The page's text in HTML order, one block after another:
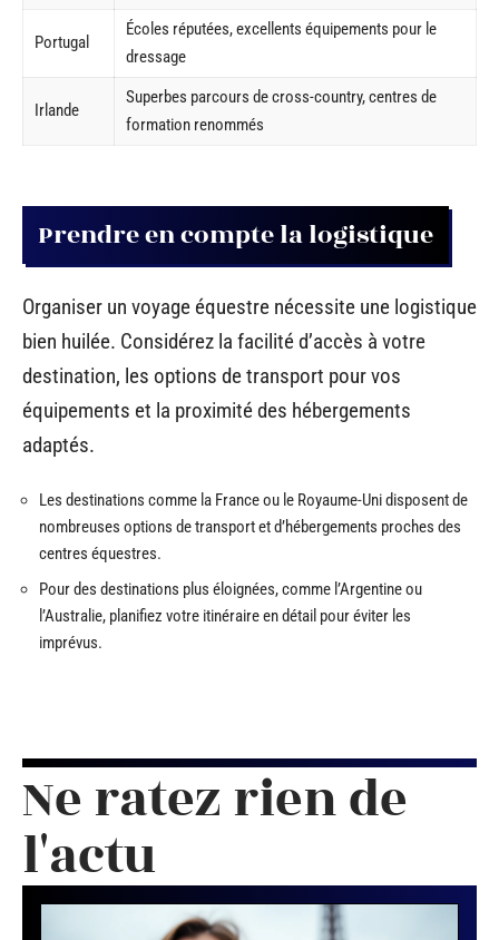
Portugal
Écoles réputées, excellents équipements pour le
dressage
Irlande
Superbes parcours de cross-country, centres de
formation renommés
Prendre en compte la logistique
Organiser un voyage équestre nécessite une logistique
bien huilée. Considérez la facilité d’accès à votre
destination, les options de transport pour vos
équipements et la proximité des hébergements
adaptés.
Les destinations comme la France ou le Royaume-Uni disposent de
nombreuses options de transport et d’hébergements proches des
centres équestres.
Pour des destinations plus éloignées, comme l’Argentine ou
l’Australie, planifiez votre itinéraire en détail pour éviter les
imprévus.
Ne ratez rien de
l'actu